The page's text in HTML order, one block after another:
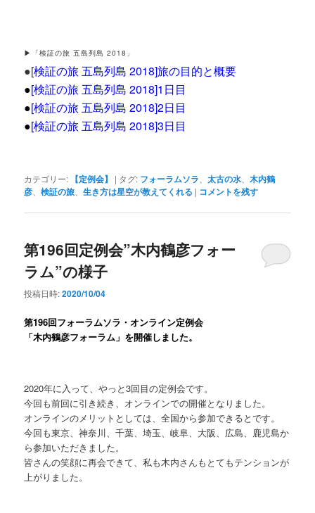
▶「検証の旅 五島列島 2018」
●[検証の旅 五島列島 2018]旅の目的と概要
●[検証の旅 五島列島 2018]1日目
●[検証の旅 五島列島 2018]2日目
●[検証の旅 五島列島 2018]3日目
カテゴリー: 【定例会】 | タグ: フォーラムソラ 、太古の水 、木内鶴
彦 、検証の旅 、生き方は星空が教えてくれる | コメントを残す
第196回定例会”木内鶴彦フォー
ラム”の様子
投稿日時:2020/10/04
第196回フォーラムソラ・オンライン定例会
「木内鶴彦フォーラム 」を開催しました。
2020年に入って、やっと3回目の定例会です。
今回も前回に引き続き、オンラインでの開催となりました。
オンラインのメリットとしては、全国から参加できるとです。
今回も東京、神奈川、千葉、埼玉、岐阜、大阪、広島、鹿児島か
ら参加いただきました。
皆さんの笑顔に再会できて、私も木内さんもとてもテンションが
上がりました。